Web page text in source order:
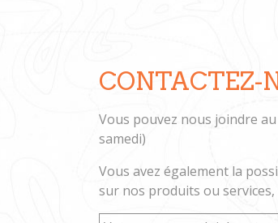
CONTACTEZ-
Vous pouvez nous joindre au
samedi)
Vous avez également la
sur nos produits ou